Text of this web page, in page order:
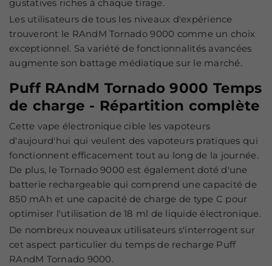
gustatives riches à chaque tirage.
Les utilisateurs de tous les niveaux d'expérience
trouveront le RAndM Tornado 9000 comme un choix
exceptionnel. Sa variété de fonctionnalités avancées
augmente son battage médiatique sur le marché.
Puff RAndM Tornado 9000 Temps
de charge - Répartition complète
Cette vape électronique cible les vapoteurs
d'aujourd'hui qui veulent des vapoteurs pratiques qui
fonctionnent efficacement tout au long de la journée.
De plus, le Tornado 9000 est également doté d'une
batterie rechargeable qui comprend une capacité de
850 mAh et une capacité de charge de type C pour
optimiser l'utilisation de 18 ml de liquide électronique.
De nombreux nouveaux utilisateurs s'interrogent sur
cet aspect particulier du temps de recharge Puff
RAndM Tornado 9000.